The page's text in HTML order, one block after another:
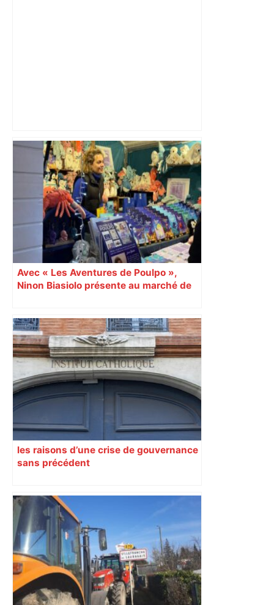
Les nouveautés du Salon du mariage
de Toulouse – ladepeche.fr
Avec « Les Aventures de Poulpo »,
Ninon Biasiolo présente au marché de
les raisons d’une crise de gouvernance
sans précédent